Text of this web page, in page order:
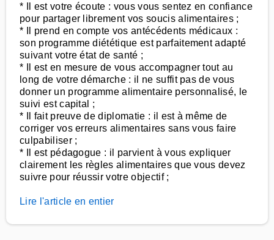
* Il est votre écoute : vous vous sentez en confiance
pour partager librement vos soucis alimentaires ;
* Il prend en compte vos antécédents médicaux :
son programme diététique est parfaitement adapté
suivant votre état de santé ;
* Il est en mesure de vous accompagner tout au
long de votre démarche : il ne suffit pas de vous
donner un programme alimentaire personnalisé, le
suivi est capital ;
* Il fait preuve de diplomatie : il est à même de
corriger vos erreurs alimentaires sans vous faire
culpabiliser ;
* Il est pédagogue : il parvient à vous expliquer
clairement les règles alimentaires que vous devez
suivre pour réussir votre objectif ;
Lire l'article en entier